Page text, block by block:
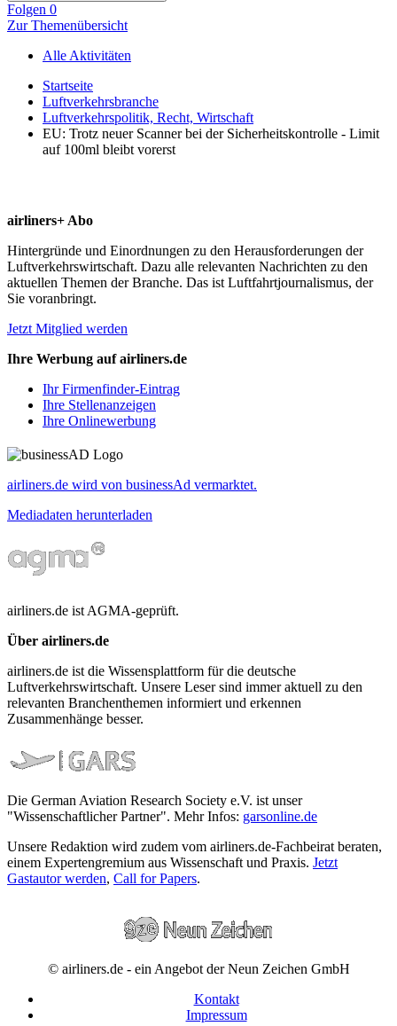
Folgen 0
Zur Themenübersicht
Alle Aktivitäten
Startseite
Luftverkehrsbranche
Luftverkehrspolitik, Recht, Wirtschaft
EU: Trotz neuer Scanner bei der Sicherheitskontrolle - Limit
auf 100ml bleibt vorerst
airliners+ Abo
Hintergründe und Einordnungen zu den Herausforderungen der
Luftverkehrswirtschaft. Dazu alle relevanten Nachrichten zu den
aktuellen Themen der Branche. Das ist Luftfahrtjournalismus, der
Sie voranbringt.
Jetzt Mitglied werden
Ihre Werbung auf airliners.de
Ihr Firmenfinder-Eintrag
Ihre Stellenanzeigen
Ihre Onlinewerbung
airliners.de wird von businessAd vermarktet.
Mediadaten herunterladen
airliners.de ist AGMA-geprüft.
Über airliners.de
airliners.de ist die Wissensplattform für die deutsche
Luftverkehrswirtschaft. Unsere Leser sind immer aktuell zu den
relevanten Branchenthemen informiert und erkennen
Zusammenhänge besser.
Die German Aviation Research Society e.V. ist unser
"Wissenschaftlicher Partner". Mehr Infos: garsonline.de
Unsere Redaktion wird zudem vom airliners.de-Fachbeirat beraten,
einem Expertengremium aus Wissenschaft und Praxis. Jetzt
Gastautor werden, Call for Papers.
© airliners.de - ein Angebot der Neun Zeichen GmbH
Kontakt
Impressum